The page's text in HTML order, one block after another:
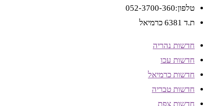
טלפון:052-3700-360
ת.ד 6381 כרמיאל
חדשות נהריה
חדשות עכו
חדשות כרמיאל
חדשות טבריה
חדשות צפת